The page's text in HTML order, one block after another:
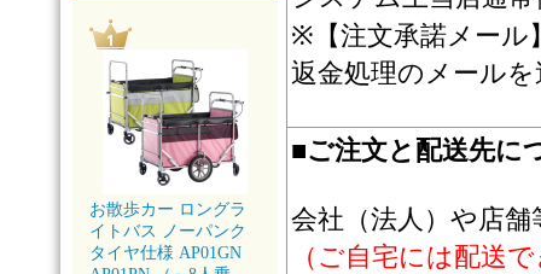
お散歩カー ロングラ
イトバス ノーパンク
タイヤ仕様 AP01GN
※【注文承諾メール
返金処理のメール
■ご注文と配送先に
会社（法人）や店
（ご自宅には配送